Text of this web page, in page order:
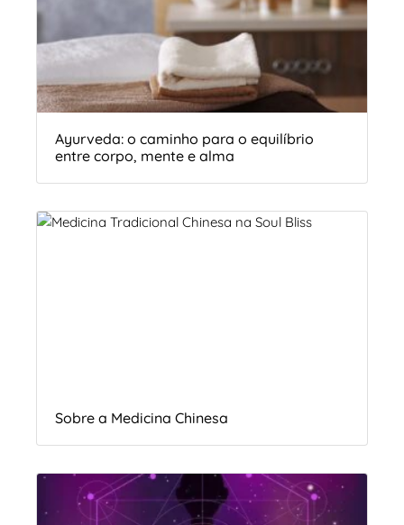
Ayurveda: o caminho para o equilíbrio
entre corpo, mente e alma
Sobre a Medicina Chinesa